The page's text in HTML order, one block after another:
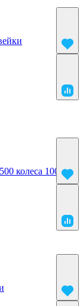
колеса 100 мм